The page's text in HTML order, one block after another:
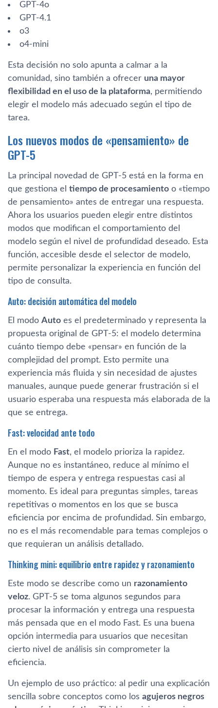
GPT-4o
GPT-4.1
o3
o4-mini
Esta decisión no solo apunta a calmar a la
comunidad, sino también a ofrecer una mayor
flexibilidad en el uso de la plataforma, permitiendo
elegir el modelo más adecuado según el tipo de
tarea.
Los nuevos modos de «pensamiento» de
GPT-5
La principal novedad de GPT-5 está en la forma en
que gestiona el tiempo de procesamiento o «tiempo
de pensamiento» antes de entregar una respuesta.
Ahora los usuarios pueden elegir entre distintos
modos que modifican el comportamiento del
modelo según el nivel de profundidad deseado. Esta
función, accesible desde el selector de modelo,
permite personalizar la experiencia en función del
tipo de consulta.
Auto: decisión automática del modelo
El modo Auto es el predeterminado y representa la
propuesta original de GPT-5: el modelo determina
cuánto tiempo debe «pensar» en función de la
complejidad del prompt. Esto permite una
experiencia más fluida y sin necesidad de ajustes
manuales, aunque puede generar frustración si el
usuario esperaba una respuesta más elaborada de la
que se entrega.
Fast: velocidad ante todo
En el modo Fast, el modelo prioriza la rapidez.
Aunque no es instantáneo, reduce al mínimo el
tiempo de espera y entrega respuestas casi al
momento. Es ideal para preguntas simples, tareas
repetitivas o momentos en los que se busca
eficiencia por encima de profundidad. Sin embargo,
no es el más recomendable para temas complejos o
que requieran un análisis detallado.
Thinking mini: equilibrio entre rapidez y razonamiento
Este modo se describe como un razonamiento
veloz. GPT-5 se toma algunos segundos para
procesar la información y entrega una respuesta
más pensada que en el modo Fast. Es una buena
opción intermedia para usuarios que necesitan
cierto nivel de análisis sin comprometer la
eficiencia.
Un ejemplo de uso práctico: al pedir una explicación
sencilla sobre conceptos como los agujeros negros